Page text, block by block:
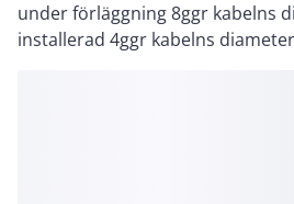
under förläggning 8ggr kabelns
installerad 4ggr kabelns